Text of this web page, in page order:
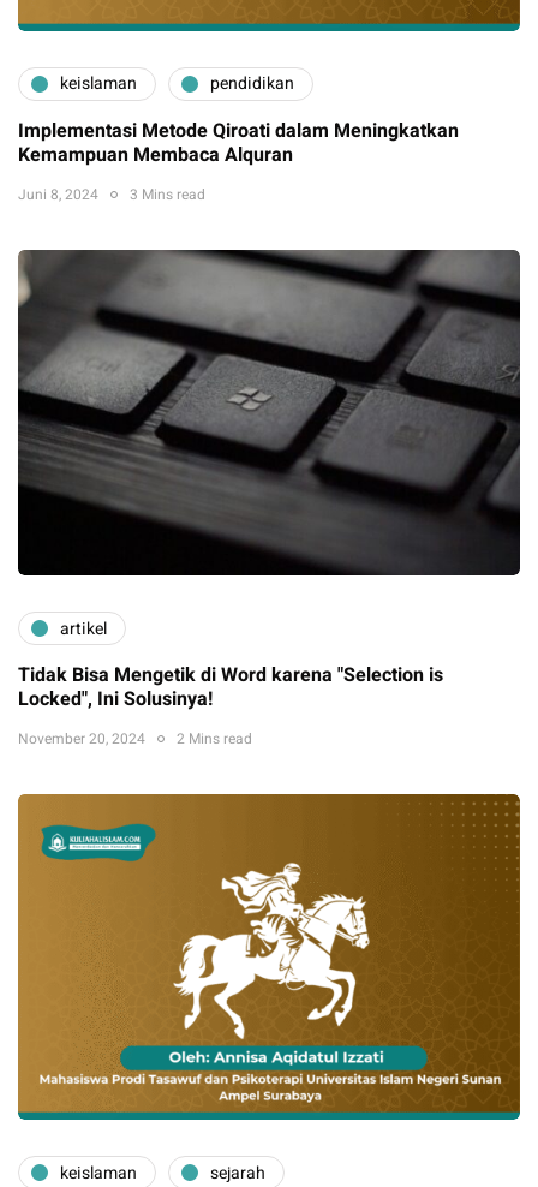
keislaman pendidikan
Implementasi Metode Qiroati dalam Meningkatkan
Kemampuan Membaca Alquran
Juni 8, 2024 3 Mins read
artikel
Tidak Bisa Mengetik di Word karena "Selection is
Locked", Ini Solusinya!
November 20, 2024 2 Mins read
keislaman sejarah